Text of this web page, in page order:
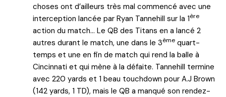
choses ont d’ailleurs très mal commencé avec une
interception lancée par Ryan Tannehill sur la 1ère
action du match… Le QB des Titans en a lancé 2
autres durant le match, une dans le 3ème quart-
temps et une en fin de match qui rend la balle à
Cincinnati et qui mène à la défaite. Tannehill termine
avec 220 yards et 1 beau touchdown pour A.J Brown
(142 yards, 1 TD), mais le QB a manqué son rendez-